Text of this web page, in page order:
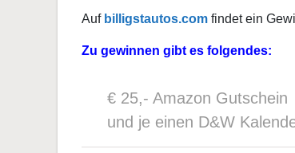
Auf billigstautos.com findet ein
Zu gewinnen gibt es folgendes:
€ 25,- Amazon Gutschein
und je einen D&W